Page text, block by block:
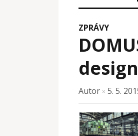
ZPRÁVY
Autor × 5. 5.